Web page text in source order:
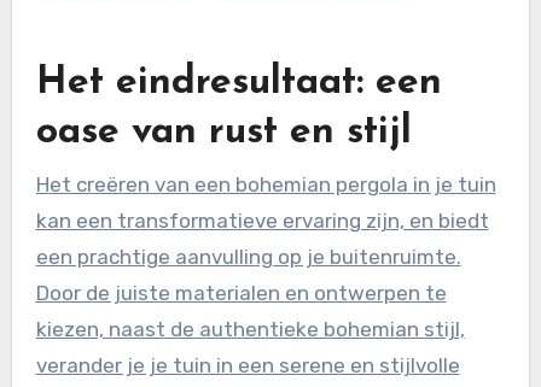
Het eindresultaat: een
oase van rust en stijl
Het creëren van een bohemian pergola in je tuin
kan een transformatieve ervaring zijn, en biedt
een prachtige aanvulling op je buitenruimte.
Door de juiste materialen en ontwerpen te
kiezen, naast de authentieke bohemian stijl,
verander je je tuin in een serene en stijlvolle